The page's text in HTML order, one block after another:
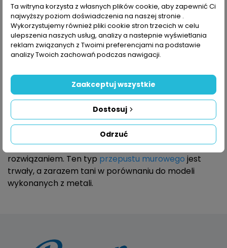
52,53 zł 38,54 zł
Pokazano 1-4 z 4 pozycji
Zalety przepustu murowego do
basenu z ABS
Jeśli wyposażenie niecki naszego basenu jest
wykonane z tworzywa ABS to wybór
murowego do basenu z ABSbędzie najlepszym
rozwiązaniem. Ten typ przepustu murowego jest
trwały, a zarazem tani w porównaniu do modeli
wykonanych z metali.
Ta witryna korzysta z własnych plików cookie, aby zapewnić Ci
najwyższy poziom doświadczenia na naszej stronie .
Wykorzystujemy również pliki cookie stron trzecich w celu
ulepszenia naszych usług, analizy a nastepnie wyświetlania
reklam związanych z Twoimi preferencjami na podstawie
analizy Twoich zachowań podczas nawigacji.
Odrzuć
Dostosuj
Zaakceptuj wszystkie